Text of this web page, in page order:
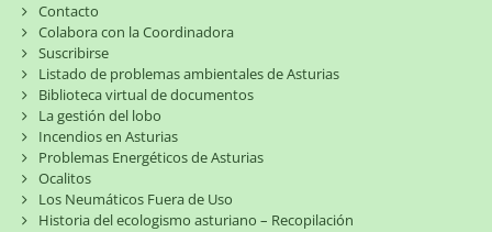
Contacto
Colabora con la Coordinadora
Suscribirse
Listado de problemas ambientales de Asturias
Biblioteca virtual de documentos
La gestión del lobo
Incendios en Asturias
Problemas Energéticos de Asturias
Ocalitos
Los Neumáticos Fuera de Uso
Historia del ecologismo asturiano – Recopilación